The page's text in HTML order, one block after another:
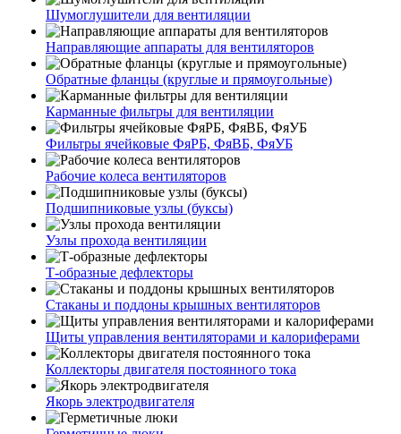
Шумоглушители для вентиляции
Направляющие аппараты для вентиляторов
Обратные фланцы (круглые и прямоугольные)
Карманные фильтры для вентиляции
Фильтры ячейковые ФяРБ, ФяВБ, ФяУБ
Рабочие колеса вентиляторов
Подшипниковые узлы (буксы)
Узлы прохода вентиляции
Т-образные дефлекторы
Стаканы и поддоны крышных вентиляторов
Щиты управления вентиляторами и калориферами
Коллекторы двигателя постоянного тока
Якорь электродвигателя